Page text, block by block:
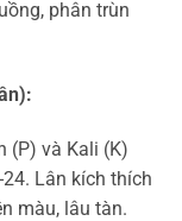
phân trùn
(P) và Kali (K)
Lân kích thích
màu, lâu tàn.